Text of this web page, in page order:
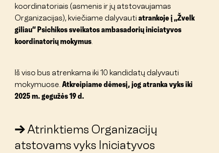
koordinatoriais (asmenis ir jų atstovaujamas
Organizacijas), kviečiame dalyvauti atrankoje į „Žvelk
giliau“ Psichikos sveikatos ambasadorių iniciatyvos
koordinatorių mokymus.
Iš viso bus atrenkama iki 10 kandidatų dalyvauti
mokymuose. Atkreipiame dėmesį, jog atranka vyks iki
2025 m. gegužės 19 d.
Atrinktiems Organizacijų
atstovams vyks Iniciatyvos